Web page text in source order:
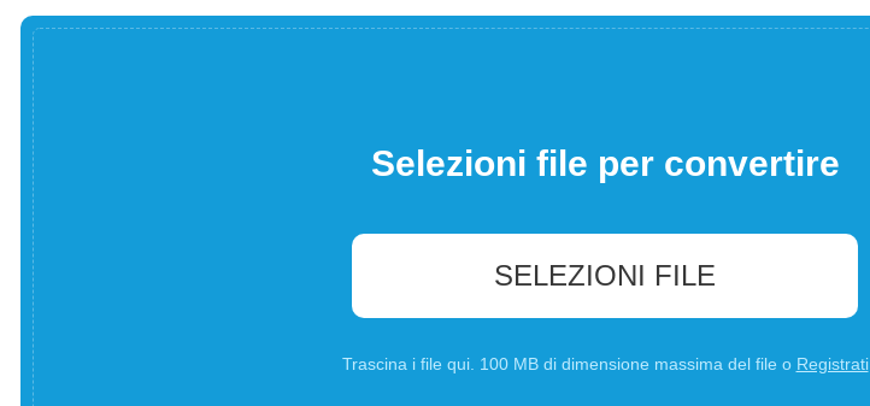
Selezioni file per convertire
SELEZIONI FILE
Trascina i file qui. 100 MB di dimensione massima del file o Registrati